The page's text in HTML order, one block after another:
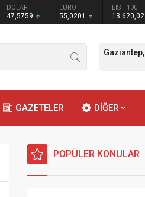
DOLAR
47,5759
EURO
55,0201
BIST 100
13.620,02
Gaziantep,
GAZETELER DİĞER
POPÜLER KONULAR